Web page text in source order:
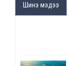
Шинэ мэдээ